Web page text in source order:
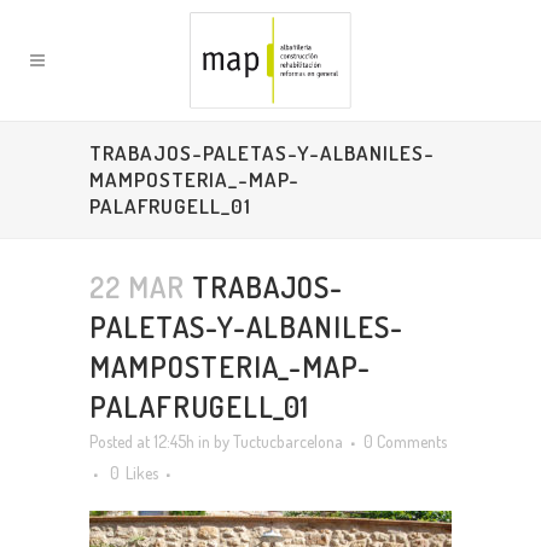
TRABAJOS-PALETAS-Y-ALBANILES-
MAMPOSTERIA_-MAP-
PALAFRUGELL_01
22 MAR TRABAJOS-
PALETAS-Y-ALBANILES-
MAMPOSTERIA_-MAP-
PALAFRUGELL_01
Posted at 12:45h in byTuctucbarcelona
0 Comments
0 Likes